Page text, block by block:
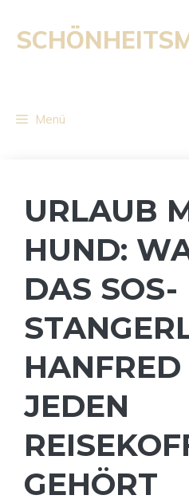
Inhalt
springen
Menü
URLAUB
HUND:
DAS SOS-
HANFRED
JEDEN
GEHÖRT